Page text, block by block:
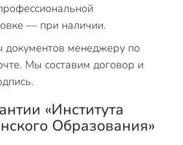
— при наличии.
документов менеджеру по
Мы составим договор и
«Института
Образования»